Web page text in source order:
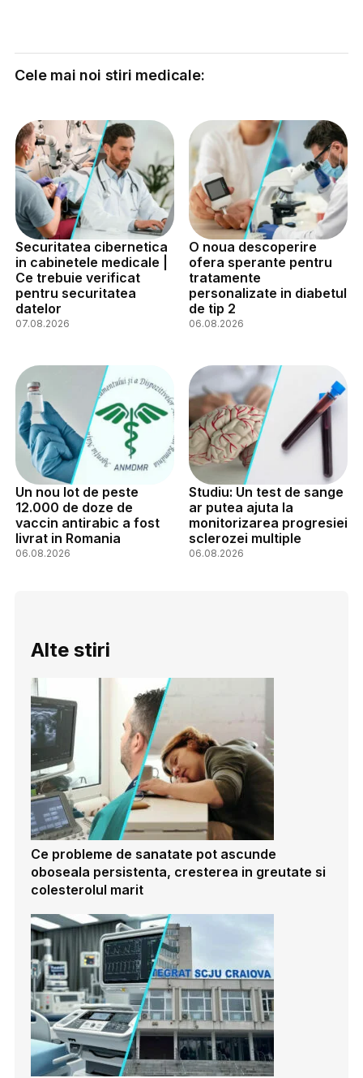
Cele mai noi stiri medicale:
Securitatea cibernetica
in cabinetele medicale |
Ce trebuie verificat
pentru securitatea
datelor
07.08.2026
O noua descoperire
ofera sperante pentru
tratamente
personalizate in diabetul
de tip 2
06.08.2026
Un nou lot de peste
12.000 de doze de
vaccin antirabic a fost
livrat in Romania
06.08.2026
Studiu: Un test de sange
ar putea ajuta la
monitorizarea progresiei
sclerozei multiple
06.08.2026
Alte stiri
Ce probleme de sanatate pot ascunde
oboseala persistenta, cresterea in greutate si
colesterolul marit